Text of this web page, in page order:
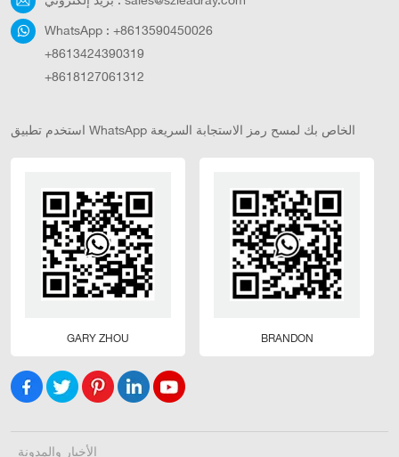
WhatsApp : +8613590450026
+8613424390319
+8618127061312
استخدم تطبيق WhatsApp الخاص بك لمسح رمز الاستجابة السريعة
GARY ZHOU BRANDON
الأخبار والمدونة